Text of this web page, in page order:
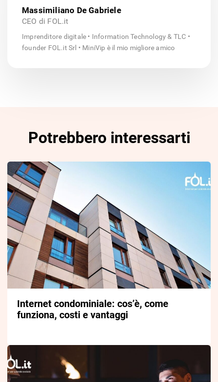
Massimiliano De Gabriele
CEO di FOL.it
Imprenditore digitale • Information Technology & TLC •
founder FOL.it Srl • MiniVip è il mio migliore amico
Potrebbero interessarti
Internet condominiale: cos’è, come
funziona, costi e vantaggi